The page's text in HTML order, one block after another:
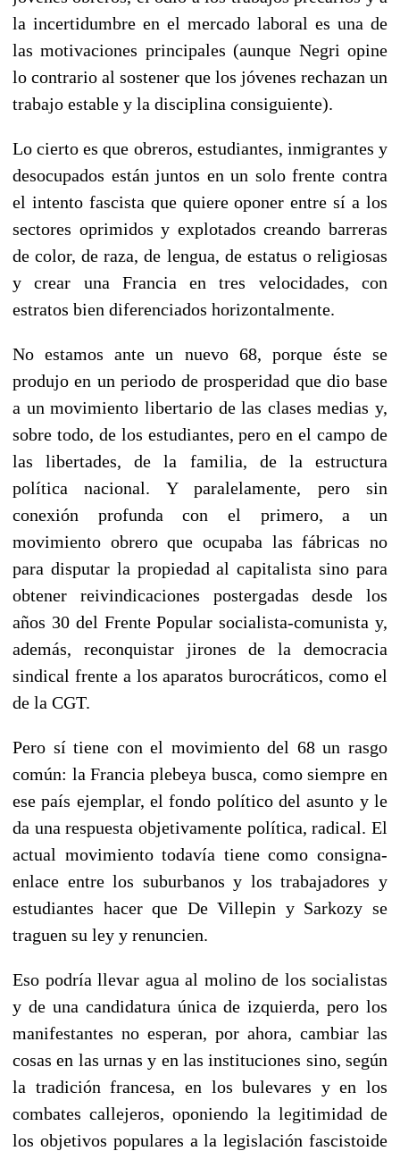
la incertidumbre en el mercado laboral es una de
las motivaciones principales (aunque Negri opine
lo contrario al sostener que los jóvenes rechazan un
trabajo estable y la disciplina consiguiente).
Lo cierto es que obreros, estudiantes, inmigrantes y
desocupados están juntos en un solo frente contra
el intento fascista que quiere oponer entre sí a los
sectores oprimidos y explotados creando barreras
de color, de raza, de lengua, de estatus o religiosas
y crear una Francia en tres velocidades, con
estratos bien diferenciados horizontalmente.
No estamos ante un nuevo 68, porque éste se
produjo en un periodo de prosperidad que dio base
a un movimiento libertario de las clases medias y,
sobre todo, de los estudiantes, pero en el campo de
las libertades, de la familia, de la estructura
política nacional. Y paralelamente, pero sin
conexión profunda con el primero, a un
movimiento obrero que ocupaba las fábricas no
para disputar la propiedad al capitalista sino para
obtener reivindicaciones postergadas desde los
años 30 del Frente Popular socialista-comunista y,
además, reconquistar jirones de la democracia
sindical frente a los aparatos burocráticos, como el
de la CGT.
Pero sí tiene con el movimiento del 68 un rasgo
común: la Francia plebeya busca, como siempre en
ese país ejemplar, el fondo político del asunto y le
da una respuesta objetivamente política, radical. El
actual movimiento todavía tiene como consigna-
enlace entre los suburbanos y los trabajadores y
estudiantes hacer que De Villepin y Sarkozy se
traguen su ley y renuncien.
Eso podría llevar agua al molino de los socialistas
y de una candidatura única de izquierda, pero los
manifestantes no esperan, por ahora, cambiar las
cosas en las urnas y en las instituciones sino, según
la tradición francesa, en los bulevares y en los
combates callejeros, oponiendo la legitimidad de
los objetivos populares a la legislación fascistoide